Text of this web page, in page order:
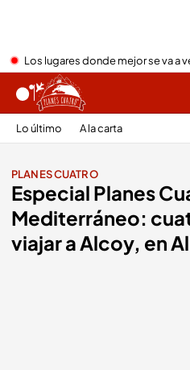
Los lugares donde mejor se va a
Lo último A la carta
PLANES CUATRO
Especial Planes
Mediterráneo:
viajar a Alcoy, en